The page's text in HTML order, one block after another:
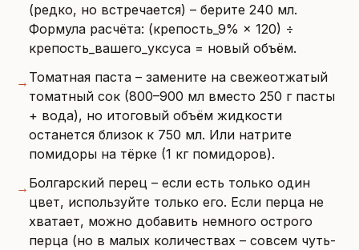
(редко, но встречается) – берите 240 мл.
Формула расчёта: (крепость_9% × 120) ÷
крепость_вашего_уксуса = новый объём.
→ Томатная паста – замените на свежеотжатый
томатный сок (800–900 мл вместо 250 г пасты
+ вода), но итоговый объём жидкости
останется близок к 750 мл. Или натрите
помидоры на тёрке (1 кг помидоров).
→ Болгарский перец – если есть только один
цвет, используйте только его. Если перца не
хватает, можно добавить немного острого
перца (но в малых количествах – совсем чуть-